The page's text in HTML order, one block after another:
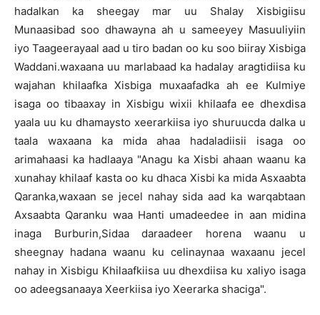
hadalkan ka sheegay mar uu Shalay Xisbigiisu
Munaasibad soo dhawayna ah u sameeyey Masuuliyiin
iyo Taageerayaal aad u tiro badan oo ku soo biiray Xisbiga
Waddani.waxaana uu marlabaad ka hadalay aragtidiisa ku
wajahan khilaafka Xisbiga muxaafadka ah ee Kulmiye
isaga oo tibaaxay in Xisbigu wixii khilaafa ee dhexdisa
yaala uu ku dhamaysto xeerarkiisa iyo shuruucda dalka u
taala waxaana ka mida ahaa hadaladiisii isaga oo
arimahaasi ka hadlaaya "Anagu ka Xisbi ahaan waanu ka
xunahay khilaaf kasta oo ku dhaca Xisbi ka mida Asxaabta
Qaranka,waxaan se jecel nahay sida aad ka warqabtaan
Axsaabta Qaranku waa Hanti umadeedee in aan midina
inaga Burburin,Sidaa daraadeer horena waanu u
sheegnay hadana waanu ku celinaynaa waxaanu jecel
nahay in Xisbigu Khilaafkiisa uu dhexdiisa ku xaliyo isaga
oo adeegsanaaya Xeerkiisa iyo Xeerarka shaciga".